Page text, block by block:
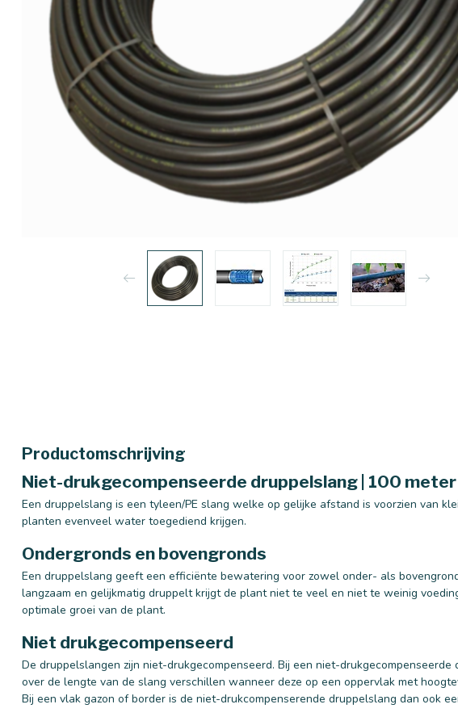
Productomschrijving
Niet-drukgecompenseerde druppelslang | 100 meter
Een druppelslang is een tyleen/PE slang welke op gelijke afstand is voorzien van
planten evenveel water toegediend krijgen.
Ondergronds en bovengronds
Een druppelslang geeft een efficiënte bewatering voor zowel onder- als
langzaam en gelijkmatig druppelt krijgt de plant niet te veel en niet te weinig
optimale groei van de plant.
Niet drukgecompenseerd
De druppelslangen zijn niet-drukgecompenseerd. Bij een niet-
over de lengte van de slang verschillen wanneer deze op een oppervlak met
Bij een vlak gazon of border is de niet-drukcompenserende druppelslang dan ook